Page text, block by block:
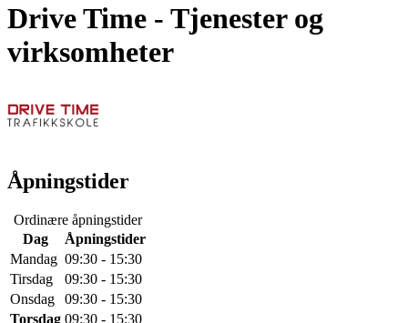
Drive Time - Tjenester og
virksomheter
Åpningstider
Ordinære åpningstider
Dag
Åpningstider
Mandag 09:30 - 15:30
Tirsdag
09:30 - 15:30
Onsdag
09:30 - 15:30
Torsdag 09:30 - 15:30